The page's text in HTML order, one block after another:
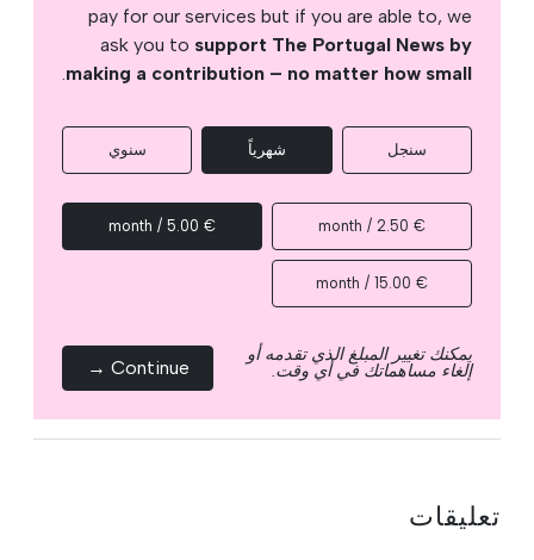
pay for our services but if you are able to, we
ask you to support The Portugal News by
making a contribution – no matter how small
سنجل شهرياً سنوي
€ 2.50 / month
€ 5.00 / month
€ 15.00 / month
يمكنك تغيير المبلغ الذي تقدمه أو
إلغاء مساهماتك في أي وقت. Continue →
تعليقات